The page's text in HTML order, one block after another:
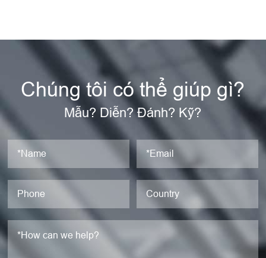
Chúng tôi có thể giúp gì?
Mẫu? Diễn? Đánh? Kỹ?